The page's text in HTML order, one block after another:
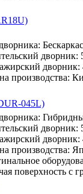
дворник:
дворник:
производства:
045L)
дворник:
дворник:
производства:
поверхность с